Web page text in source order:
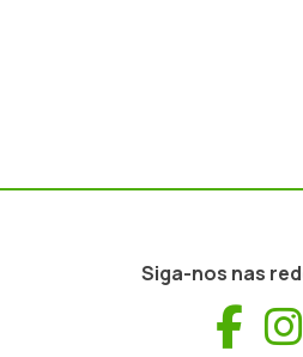
Siga-nos nas